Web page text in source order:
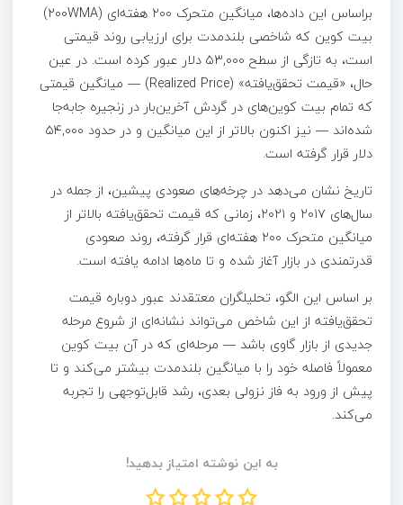
براساس این داده‌ها، میانگین متحرک ۲۰۰ هفته‌ای (200WMA)
بیت‌ کوین که شاخصی بلندمدت برای ارزیابی روند قیمتی
است، به تازگی از سطح ۵۳,۰۰۰ دلار عبور کرده است. در عین
حال، «قیمت تحقق‌یافته» (Realized Price) — میانگین قیمتی
که تمام بیت‌ کوین‌های در گردش آخرین‌بار در زنجیره جابه‌جا
شده‌اند — نیز اکنون بالاتر از این میانگین و در حدود ۵۴,۰۰۰
دلار قرار گرفته است.
تاریخ نشان می‌دهد در چرخه‌های صعودی پیشین، از جمله در
سال‌های ۲۰۱۷ و ۲۰۲۱، زمانی که قیمت تحقق‌یافته بالاتر از
میانگین متحرک ۲۰۰ هفته‌ای قرار گرفته، روند صعودی
قدرتمندی در بازار آغاز شده و تا ماه‌ها ادامه یافته است.
بر اساس این الگو، تحلیلگران معتقدند عبور دوباره قیمت
تحقق‌یافته از این شاخص می‌تواند نشانه‌ای از شروع مرحله
جدیدی از بازار گاوی باشد — مرحله‌ای که در آن بیت‌ کوین
معمولاً فاصله خود را با میانگین بلندمدت بیشتر می‌کند و تا
پیش از ورود به فاز نزولی بعدی، رشد قابل‌توجهی را تجربه
می‌کند.
به این نوشته امتیاز بدهید!